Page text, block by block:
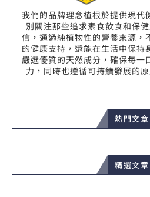
我們的品牌理念植根於提供現代
別關注那些追求素食飲食和保
信，通過純植物性的營養來源，
的健康支持，還能在生活中保持
嚴選優質的天然成分，確保每一
力，同時也遵循可持續發展的
熱門文章
精選文章